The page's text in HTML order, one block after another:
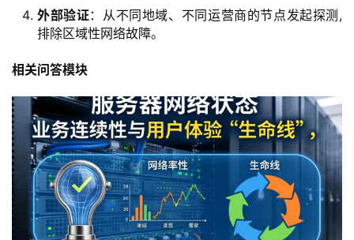
与
互
外部验证：从不同地域、不同运营商的节点发起探测,
排除区域性网络故障。
相关问答模块